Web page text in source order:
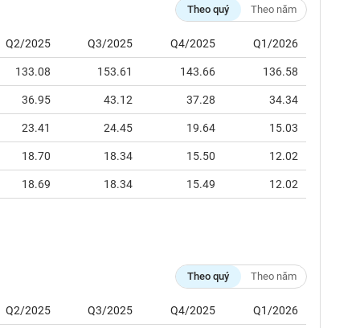
Theo quý Theo năm
Q2/2025 Q3/2025 Q4/2025 Q1/2026
133.08 153.61 143.66 136.58
36.95 43.12 37.28 34.34
23.41 24.45 19.64 15.03
18.70 18.34 15.50 12.02
18.69 18.34 15.49 12.02
Theo quý Theo năm
Q2/2025 Q3/2025 Q4/2025 Q1/2026